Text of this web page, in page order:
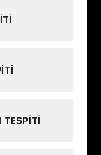
TESPITI